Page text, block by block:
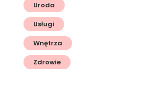
Uroda
Usługi
Wnętrza
Zdrowie